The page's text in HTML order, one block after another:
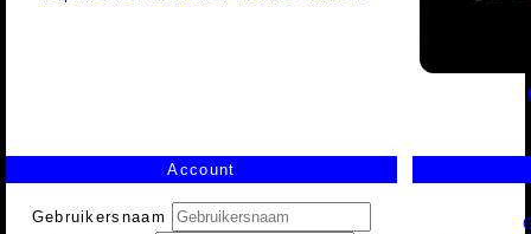
Account
Gebruikersnaam